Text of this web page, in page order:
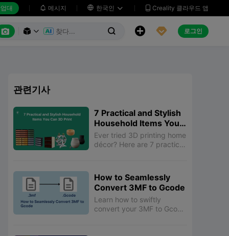
대  메시지  한국인   Creality 클라우드 앱
      로그인
관련기사
7 Practical and Stylish
Household Items You
Can 3D Print
Ever tried 3D printing home
décor? Here are 7 practical
How to Seamlessly
Convert 3MF to Gcode
Learn how to swiftly
convert your 3MF to Gcode